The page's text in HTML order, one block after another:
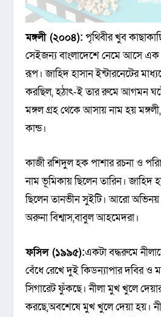
মঙ্গলী (২০০৪): পৃথিবীর খুব
সেইজন্য বাংলাদেশে নেমে আসে এক
রূপ। জাহিদ হাসান ইন্টারনেটের
করছিল, হঠাৎ-ই তার রুমে আগমন
মঙ্গল গ্রহ থেকে আসায় নাম হয়
কান্ড।
কাজী রশিদুল হক পাশার রচনা ও
নাম ভূমিকায় ছিলেন তারিন। জাহিদ
ছিলেন তানভীন সুইটি। আরো অভিনয়
অরুনা বিশ্বাস,বাবুল আহমেদরা।
ফসিল (১৯৯৫):একটা বদ্ধরুমে
বেঁধে রেখে দুই কিডন্যাপার দবির
সিগারেট ফুঁকছে। নীলা মুখ খুলে
করছে,অবশেষে মুখ খুলে দেয়া হয়।